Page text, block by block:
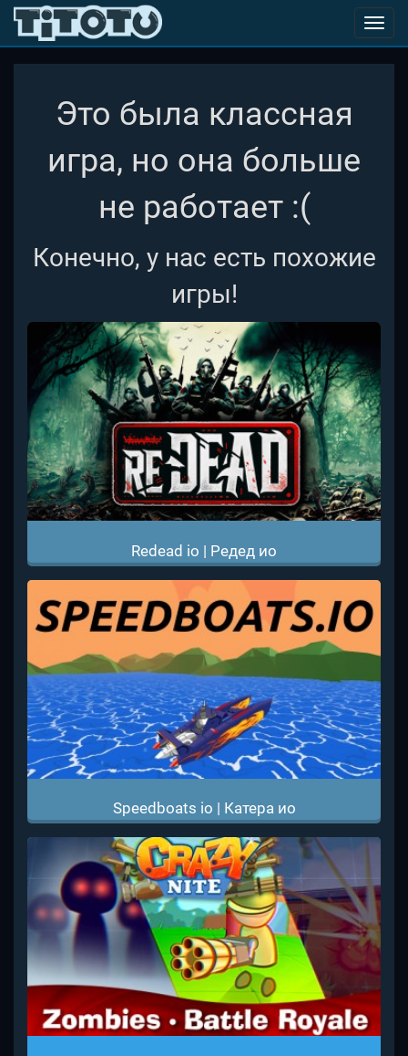
Это была классная
игра, но она больше
не работает :(
Конечно, у нас есть похожие
игры!
Redead io | Редед ио
Speedboats io | Катера ио